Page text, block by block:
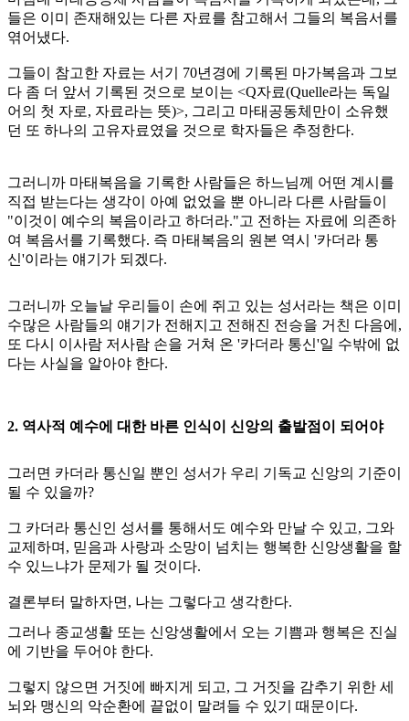
들은 이미 존재해있는 다른 자료를 참고해서 그들의 복음서를
엮어냈다.
그들이 참고한 자료는 서기 70년경에 기록된 마가복음과 그보
다 좀 더 앞서 기록된 것으로 보이는 <Q자료(Quelle라는 독일
어의 첫 자로, 자료라는 뜻)>, 그리고 마태공동체만이 소유했
던 또 하나의 고유자료였을 것으로 학자들은 추정한다.
그러니까 마태복음을 기록한 사람들은 하느님께 어떤 계시를
직접 받는다는 생각이 아예 없었을 뿐 아니라 다른 사람들이
"이것이 예수의 복음이라고 하더라."고 전하는 자료에 의존하
여 복음서를 기록했다. 즉 마태복음의 원본 역시 '카더라 통
신'이라는 얘기가 되겠다.
그러니까 오늘날 우리들이 손에 쥐고 있는 성서라는 책은 이미
수많은 사람들의 얘기가 전해지고 전해진 전승을 거친 다음에,
또 다시 이사람 저사람 손을 거쳐 온 '카더라 통신'일 수밖에 없
다는 사실을 알아야 한다.
2. 역사적 예수에 대한 바른 인식이 신앙의 출발점이 되어야
그러면 카더라 통신일 뿐인 성서가 우리 기독교 신앙의 기준이
될 수 있을까?
그 카더라 통신인 성서를 통해서도 예수와 만날 수 있고, 그와
교제하며, 믿음과 사랑과 소망이 넘치는 행복한 신앙생활을 할
수 있느냐가 문제가 될 것이다.
결론부터 말하자면, 나는 그렇다고 생각한다.
그러나 종교생활 또는 신앙생활에서 오는 기쁨과 행복은 진실
에 기반을 두어야 한다.
그렇지 않으면 거짓에 빠지게 되고, 그 거짓을 감추기 위한 세
뇌와 맹신의 악순환에 끝없이 말려들 수 있기 때문이다.